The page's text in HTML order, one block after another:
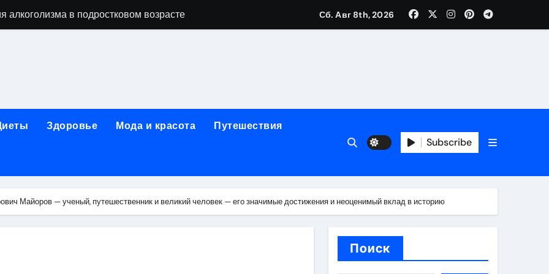
в подростковом возрасте
освоение через онлайн-образование
этапы и показания к терапии
материалами, направленными на обход верификации или банковского контроля
информационного портала
услуг, материалы и форматы работы
Сб. Авг 8th, 2026
Здоровье Мода и красота Путешествия
Subscribe
Майоров — ученый, путешественник и великий человек — его значимые достижения и неоценимый вклад в историю
Поиск